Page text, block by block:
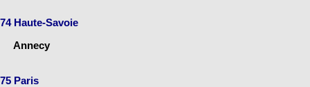
74 Haute-Savoie
Annecy
75 Paris